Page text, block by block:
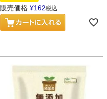
販売価格 ¥162税込